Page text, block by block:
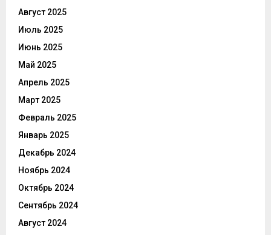
Август 2025
Июль 2025
Июнь 2025
Май 2025
Апрель 2025
Март 2025
Февраль 2025
Январь 2025
Декабрь 2024
Ноябрь 2024
Октябрь 2024
Сентябрь 2024
Август 2024